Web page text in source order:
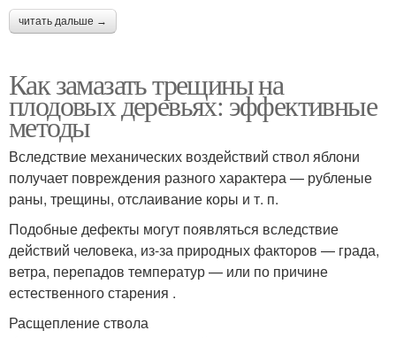
читать дальше →
Как замазать трещины на
плодовых деревьях: эффективные
методы
Вследствие механических воздействий ствол яблони
получает повреждения разного характера — рубленые
раны, трещины, отслаивание коры и т. п.
Подобные дефекты могут появляться вследствие
действий человека, из-за природных факторов — града,
ветра, перепадов температур — или по причине
естественного старения .
Расщепление ствола